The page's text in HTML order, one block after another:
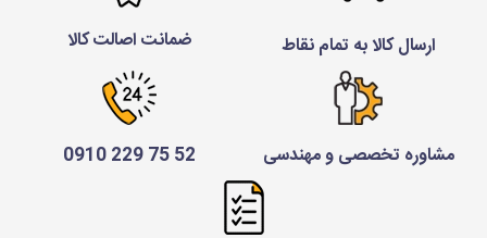
ارسال کالا به تمام نقاط ضمانت اصالت کالا
مشاوره تخصصی و مهندسی 52 75 229 0910